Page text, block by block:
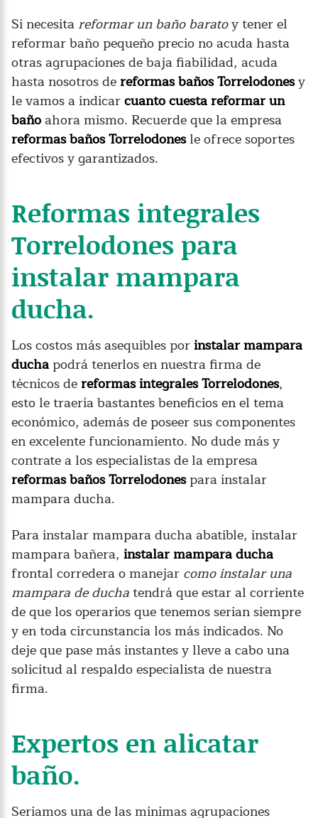
Si necesita reformar un baño baratoy tener el
reformar baño pequeño precio no acuda hasta
otras agrupaciones de baja fiabilidad, acuda
hasta nosotros dereformas baños Torrelodonesy
le vamos a indicarcuanto cuesta reformar un
bañoahora mismo. Recuerde que la empresa
reformas baños Torrelodonesle ofrece soportes
efectivos y garantizados.
Reformas integrales
Torrelodones para
instalar mampara
ducha.
Los costos más asequibles porinstalarmampara
ducha podrá tenerlos en nuestra firma de
técnicos dereformas integrales Torrelodones,
esto le traería bastantes beneficios en el tema
económico, además de poseer sus componentes
en excelente funcionamiento. No dude más y
contrate a los especialistas de la empresa
reformas baños Torrelodonespara instalar
mampara ducha.
Para instalar mampara ducha abatible, instalar
mampara bañera, instalar mampara ducha
frontal corredera o manejar como instalar una
mampara de duchatendrá que estar al corriente
de que los operarios que tenemos serian siempre
y en toda circunstancia los más indicados. No
deje que pase más instantes y lleve a cabo una
solicitud al respaldo especialista de nuestra
firma.
Expertos en alicatar
baño.
Seriamos una de las mínimas agrupaciones